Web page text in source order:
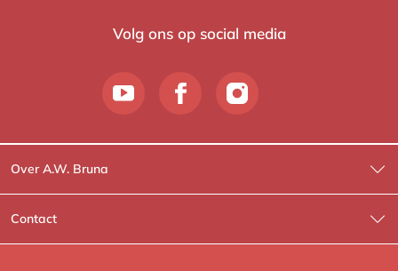
Volg ons op social media
Over A.W. Bruna
Wat wij doen
Wie is Wie?
Contact
Contactinformatie